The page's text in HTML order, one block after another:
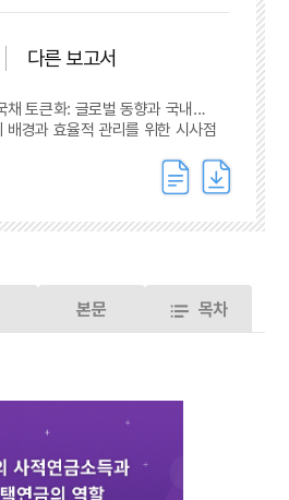
다른 보고서
채 토큰화: 글로벌 동향과 국내
배경과 효율적 관리를 위한 시사점
본문 목차